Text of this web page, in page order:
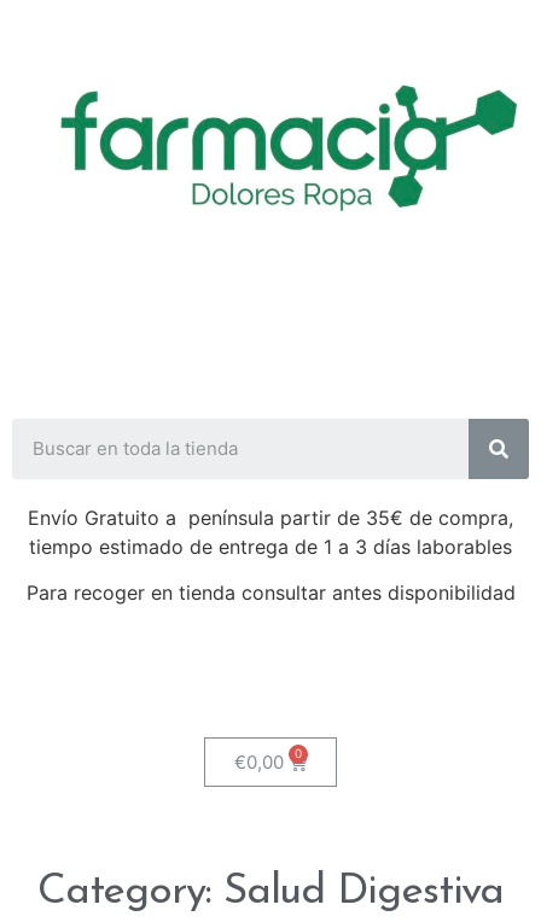
Envío Gratuito a península partir de 35€ de compra,
tiempo estimado de entrega de 1 a 3 días laborables
Para recoger en tienda consultar antes disponibilidad
€0,00
Category: Salud Digestiva